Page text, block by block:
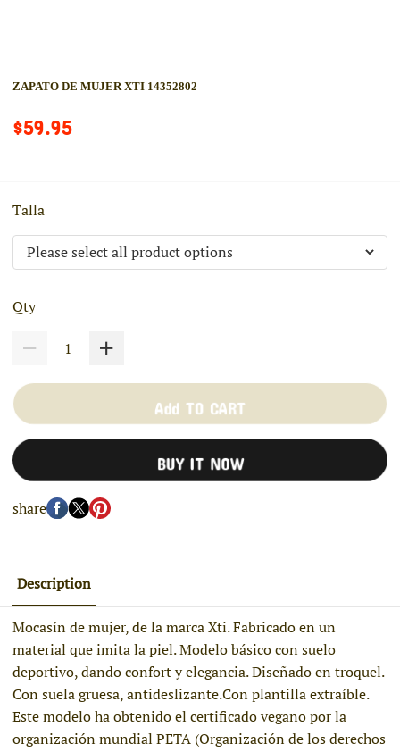
ZAPATO DE MUJER XTI 14352802
$59.95
Talla
Qty
Add TO CART
BUY IT NOW
share
Description
Mocasín de mujer, de la marca Xti. Fabricado en un
material que imita la piel. Modelo básico con suelo
deportivo, dando confort y elegancia. Diseñado en troquel.
Con suela gruesa, antideslizante.Con plantilla extraíble.
Este modelo ha obtenido el certificado vegano por la
organización mundial PETA (Organización de los derechos